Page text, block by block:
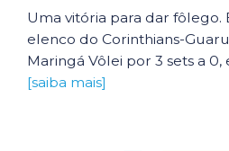
Uma vitória para dar fôlego.
elenco do Corinthians-
Maringá Vôlei por 3 sets a 0,
[saiba mais]